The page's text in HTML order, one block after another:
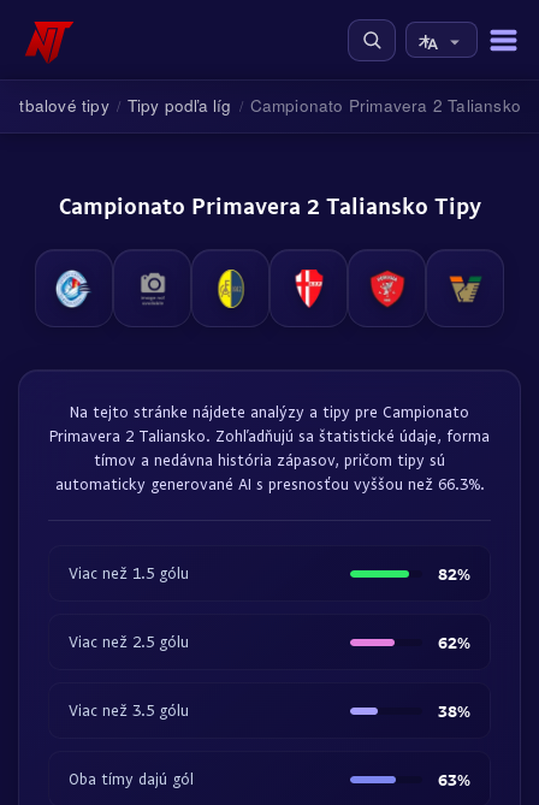
Futbalové tipy / Tipy podľa líg / Campionato Primavera 2 Taliansko
Campionato Primavera 2 Taliansko Tipy
Na tejto stránke nájdete analýzy a tipy pre Campionato
Primavera 2 Taliansko. Zohľadňujú sa štatistické údaje, forma
tímov a nedávna história zápasov, pričom tipy sú
automaticky generované AI s presnosťou vyššou než 66.3%.
Viac než 1.5 gólu 82%
Viac než 2.5 gólu 62%
Viac než 3.5 gólu 38%
Oba tímy dajú gól 63%